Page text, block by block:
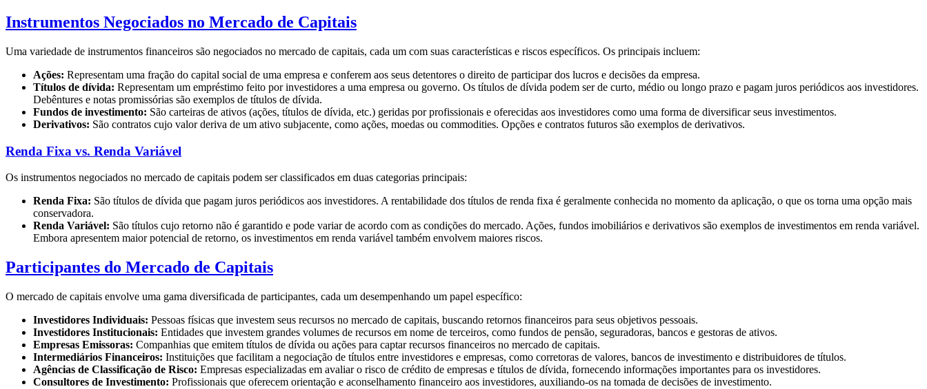
Instrumentos Negociados no Mercado de Capitais
Uma variedade de instrumentos financeiros são negociados no mercado de capitais, cada um com suas características e riscos específicos. Os principais incluem:
Ações: Representam uma fração do capital social de uma empresa e conferem aos seus detentores o direito de participar dos lucros e decisões da empresa.
Títulos de dívida: Representam um empréstimo feito por investidores a uma empresa ou governo. Os títulos de dívida podem ser de curto, médio ou longo prazo e pagam juros periódicos aos investidores.
Debêntures e notas promissórias são exemplos de títulos de dívida.
Fundos de investimento: São carteiras de ativos (ações, títulos de dívida, etc.) geridas por profissionais e oferecidas aos investidores como uma forma de diversificar seus investimentos.
Derivativos: São contratos cujo valor deriva de um ativo subjacente, como ações, moedas ou commodities. Opções e contratos futuros são exemplos de derivativos.
Renda Fixa vs. Renda Variável
Os instrumentos negociados no mercado de capitais podem ser classificados em duas categorias principais:
Renda Fixa: São títulos de dívida que pagam juros periódicos aos investidores. A rentabilidade dos títulos de renda fixa é geralmente conhecida no momento da aplicação, o que os torna uma opção mais
conservadora.
Renda Variável: São títulos cujo retorno não é garantido e pode variar de acordo com as condições do mercado. Ações, fundos imobiliários e derivativos são exemplos de investimentos em renda variável.
Embora apresentem maior potencial de retorno, os investimentos em renda variável também envolvem maiores riscos.
Participantes do Mercado de Capitais
O mercado de capitais envolve uma gama diversificada de participantes, cada um desempenhando um papel específico:
Investidores Individuais: Pessoas físicas que investem seus recursos no mercado de capitais, buscando retornos financeiros para seus objetivos pessoais.
Investidores Institucionais: Entidades que investem grandes volumes de recursos em nome de terceiros, como fundos de pensão, seguradoras, bancos e gestoras de ativos.
Empresas Emissoras: Companhias que emitem títulos de dívida ou ações para captar recursos financeiros no mercado de capitais.
Intermediários Financeiros: Instituições que facilitam a negociação de títulos entre investidores e empresas, como corretoras de valores, bancos de investimento e distribuidores de títulos.
Agências de Classificação de Risco: Empresas especializadas em avaliar o risco de crédito de empresas e títulos de dívida, fornecendo informações importantes para os investidores.
Consultores de Investimento: Profissionais que oferecem orientação e aconselhamento financeiro aos investidores, auxiliando-os na tomada de decisões de investimento.